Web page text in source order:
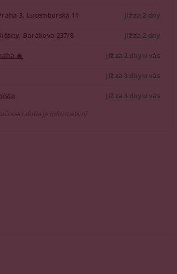
3, Lucemburská 11 již za 2 dny
Barákova 237/8 již za 2 dny
🔥 již za 2 dny u vás
již za 3 dny u vás
již za 3 dny u vás
doba je informativní